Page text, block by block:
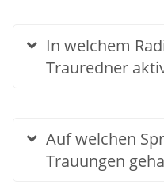
In welchem
Trauredner
Auf welchen
Trauungen